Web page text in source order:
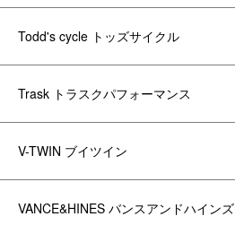
Todd's cycle トッズサイクル
Trask トラスクパフォーマンス
V-TWIN ブイツイン
VANCE&HINES バンスアンドハインズ